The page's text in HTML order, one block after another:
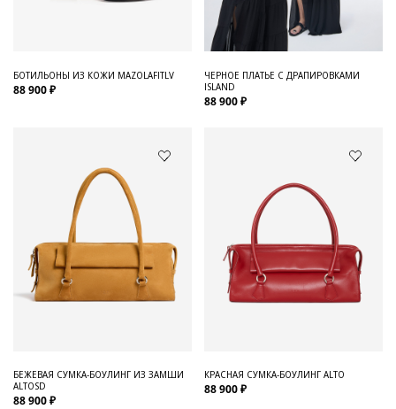
БОТИЛЬОНЫ ИЗ КОЖИ MAZOLAFITLV
88 900 ₽
ЧЕРНОЕ ПЛАТЬЕ С ДРАПИРОВКАМИ
ISLAND
88 900 ₽
БЕЖЕВАЯ СУМКА-БОУЛИНГ ИЗ ЗАМШИ
ALTOSD
88 900 ₽
КРАСНАЯ СУМКА-БОУЛИНГ ALTO
88 900 ₽